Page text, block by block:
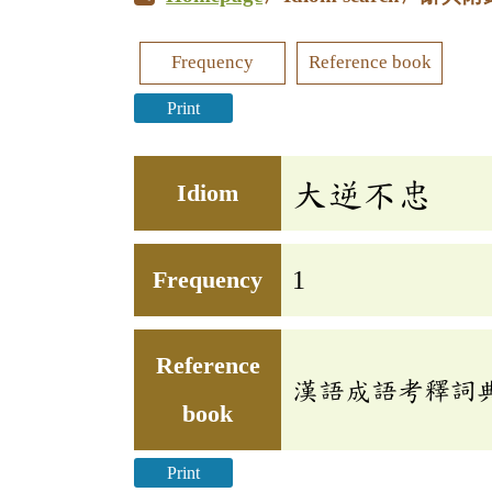
Frequency Reference book
Print
Idiom 大逆不忠
Frequency 1
Reference
book
漢語成語考釋詞
Print